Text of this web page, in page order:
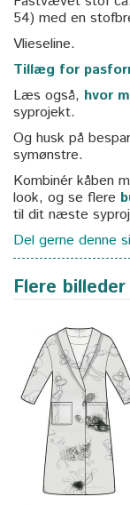
54) med en
Vlieseline.
Tillæg for
Læs også, hvor
syprojekt.
Og husk på
symønstre.
Kombinér kåben
look, og se flere
til dit næste
Del gerne denne
Flere billeder